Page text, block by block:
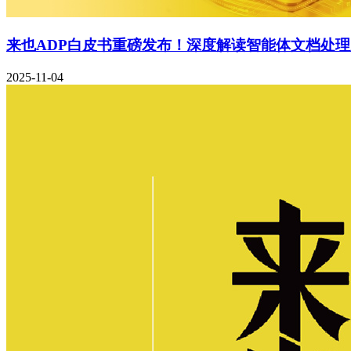
来也ADP白皮书重磅发布！深度解读智能体文档处
2025-11-04